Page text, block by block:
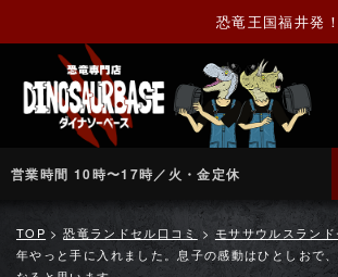
恐竜王国福井発！
営業時間 10時〜17時／火・金定休
TOP >恐竜ランドセル口コミ > モササウルスランド
年やっと手に入れました。息子の感動はひとしおで